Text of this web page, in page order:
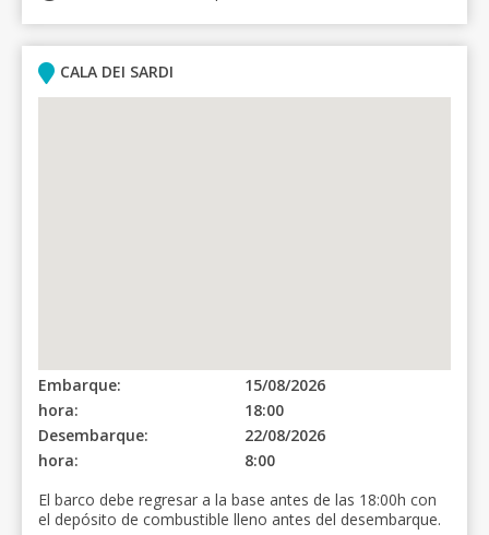
CALA DEI SARDI
Embarque:
15/08/2026
hora:
18:00
Desembarque:
22/08/2026
hora:
8:00
El barco debe regresar a la base antes de las 18:00h con
el depósito de combustible lleno antes del desembarque.